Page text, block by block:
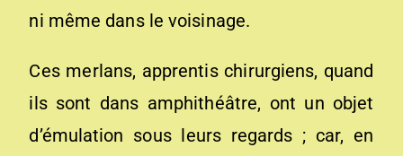
ni même dans le voisinage.
Ces merlans, apprentis chirurgiens, quand
ils sont dans amphithéâtre, ont un objet
d’émulation sous leurs regards ; car, en